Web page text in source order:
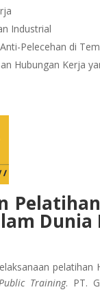
Industrial
Pelecehan di
Hubungan Kerja
Pelatihan
Dunia
Public Training. PT.